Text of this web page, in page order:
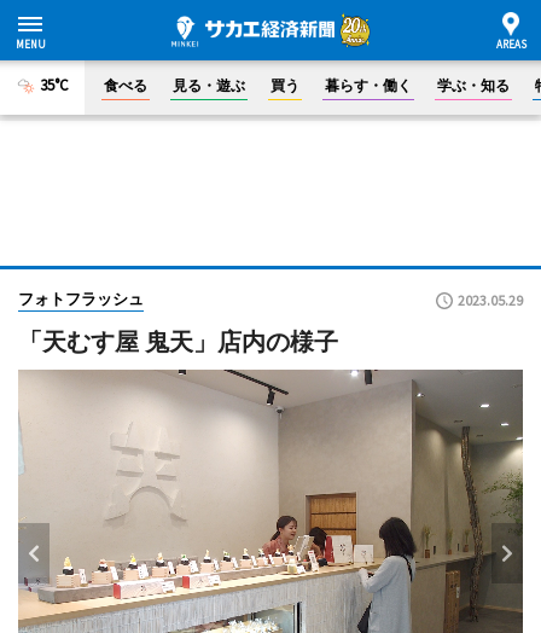
35°C 食べる 見る・遊ぶ 買う 暮らす・働く 学ぶ・知る
フォトフラッシュ 2023.05.29
「天むす屋 鬼天」店内の様子